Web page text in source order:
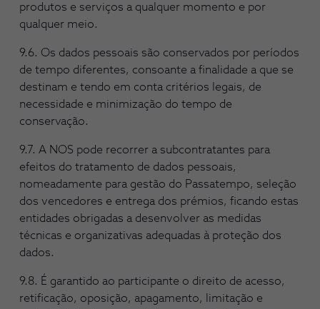
produtos e serviços a qualquer momento e por
qualquer meio.
9.6. Os dados pessoais são conservados por períodos
de tempo diferentes, consoante a finalidade a que se
destinam e tendo em conta critérios legais, de
necessidade e minimização do tempo de
conservação.
9.7. A NOS pode recorrer a subcontratantes para
efeitos do tratamento de dados pessoais,
nomeadamente para gestão do Passatempo, seleção
dos vencedores e entrega dos prémios, ficando estas
entidades obrigadas a desenvolver as medidas
técnicas e organizativas adequadas à proteção dos
dados.
9.8. É garantido ao participante o direito de acesso,
retificação, oposição, apagamento, limitação e